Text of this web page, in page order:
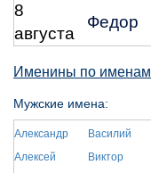
8
августа
Федор
Именины по именам
Мужские имена:
Александр
Алексей
Василий
Виктор